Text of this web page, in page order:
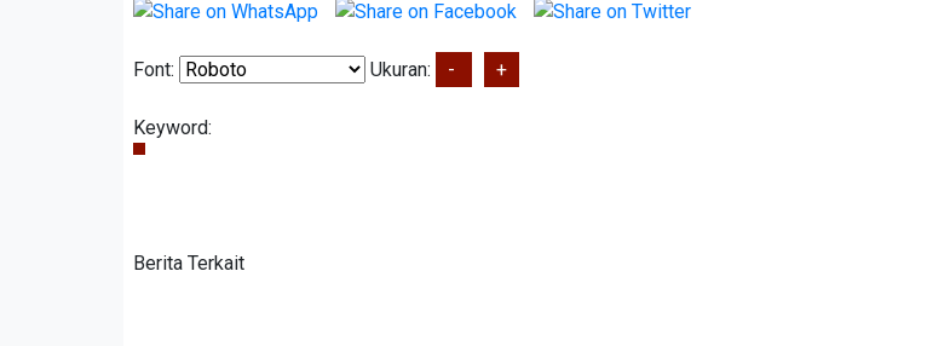
Font: Ukuran: - +
Keyword:
Berita Terkait